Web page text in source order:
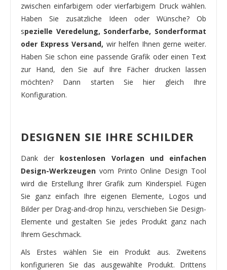
zwischen einfarbigem oder vierfarbigem Druck wählen.
Haben Sie zusätzliche Ideen oder Wünsche? Ob
spezielle Veredelung, Sonderfarbe, Sonderformat
oder Express Versand, wir helfen Ihnen gerne weiter.
Haben Sie schon eine passende Grafik oder einen Text
zur Hand, den Sie auf Ihre Fächer drucken lassen
möchten? Dann starten Sie hier gleich Ihre
Konfiguration.
DESIGNEN SIE IHRE SCHILDER
Dank der kostenlosen Vorlagen und einfachen
Design-Werkzeugen vom Printo Online Design Tool
wird die Erstellung Ihrer Grafik zum Kinderspiel. Fügen
Sie ganz einfach Ihre eigenen Elemente, Logos und
Bilder per Drag-and-drop hinzu, verschieben Sie Design-
Elemente und gestalten Sie jedes Produkt ganz nach
Ihrem Geschmack.
Als Erstes wählen Sie ein Produkt aus. Zweitens
konfigurieren Sie das ausgewählte Produkt. Drittens